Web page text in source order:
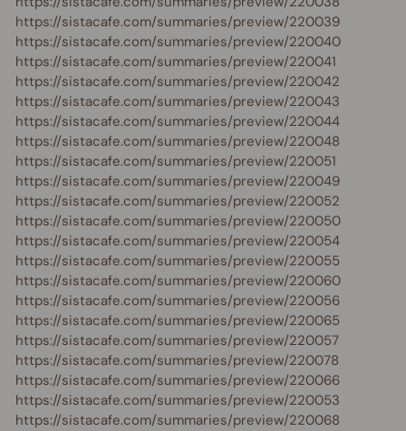
https://sistacafe.com/summaries/preview/220039
https://sistacafe.com/summaries/preview/220040
https://sistacafe.com/summaries/preview/220041
https://sistacafe.com/summaries/preview/220042
https://sistacafe.com/summaries/preview/220043
https://sistacafe.com/summaries/preview/220044
https://sistacafe.com/summaries/preview/220048
https://sistacafe.com/summaries/preview/220051
https://sistacafe.com/summaries/preview/220049
https://sistacafe.com/summaries/preview/220052
https://sistacafe.com/summaries/preview/220050
https://sistacafe.com/summaries/preview/220054
https://sistacafe.com/summaries/preview/220055
https://sistacafe.com/summaries/preview/220060
https://sistacafe.com/summaries/preview/220056
https://sistacafe.com/summaries/preview/220065
https://sistacafe.com/summaries/preview/220057
https://sistacafe.com/summaries/preview/220078
https://sistacafe.com/summaries/preview/220066
https://sistacafe.com/summaries/preview/220053
https://sistacafe.com/summaries/preview/220068